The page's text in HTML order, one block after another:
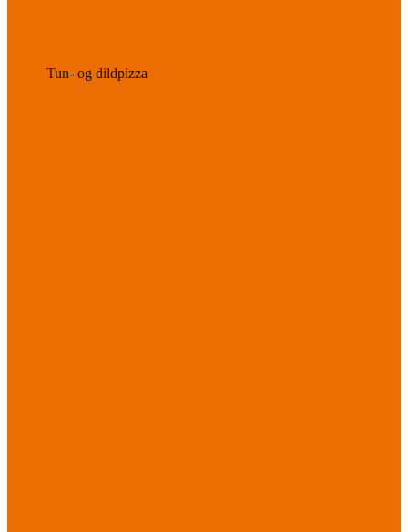
Tun- og dildpizza